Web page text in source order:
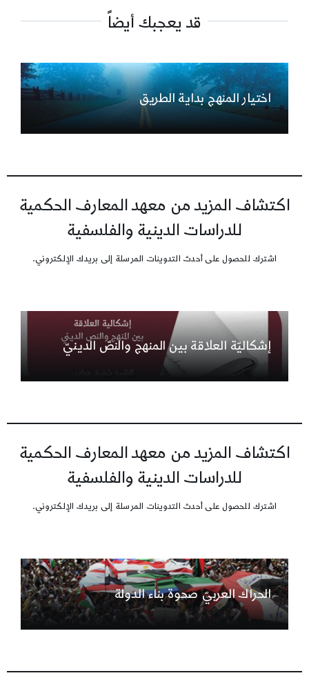
قد يعجبك أيضاً
اختيار المنهج بداية الطريق
اكتشاف المزيد من معهد المعارف الحكمية
للدراسات الدينية والفلسفية
اشترك للحصول على أحدث التدوينات المرسلة إلى بريدك الإلكتروني.
إشكاليّة العلاقة بين المنهج والنصّ الدينيّ
اكتشاف المزيد من معهد المعارف الحكمية
للدراسات الدينية والفلسفية
اشترك للحصول على أحدث التدوينات المرسلة إلى بريدك الإلكتروني.
الحراك العربيّ صحوة بناء الدولة